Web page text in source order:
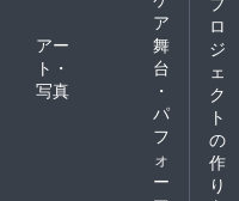
ア
アー
ト・
写真
舞
台
・
パ
フ
ォ
ー
ロ
ジ
ェ
ク
ト
の
作
り